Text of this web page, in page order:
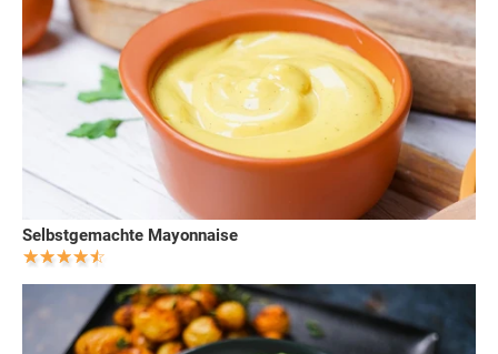
Selbstgemachte Mayonnaise